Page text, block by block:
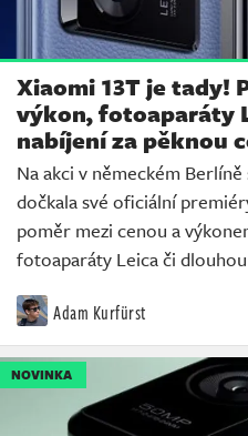
Xiaomi 13T je tady!
výkon, fotoaparáty
nabíjení za pěknou
Na akci v německém
dočkala své oficiální
poměr mezi cenou a
fotoaparáty Leica či
Adam Kurfürst
NOVINKA